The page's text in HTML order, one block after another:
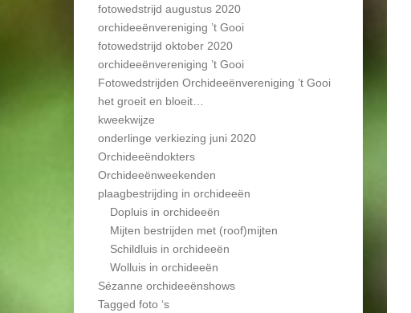
fotowedstrijd augustus 2020
orchideeënvereniging ’t Gooi
fotowedstrijd oktober 2020
orchideeënvereniging ’t Gooi
Fotowedstrijden Orchideeënvereniging ’t Gooi
het groeit en bloeit…
kweekwijze
onderlinge verkiezing juni 2020
Orchideeëndokters
Orchideeënweekenden
plaagbestrijding in orchideeën
Dopluis in orchideeën
Mijten bestrijden met (roof)mijten
Schildluis in orchideeën
Wolluis in orchideeën
Sézanne orchideeënshows
Tagged foto ‘s